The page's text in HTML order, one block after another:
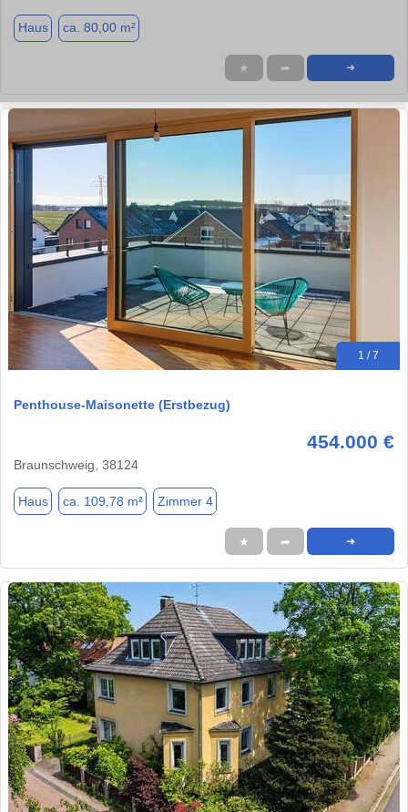
Haus ca. 80,00 m²
★ ➦ ➜
1 / 7
Penthouse-Maisonette (Erstbezug)
454.000 €
Braunschweig, 38124
Haus ca. 109,78 m² Zimmer 4
★ ➦ ➜